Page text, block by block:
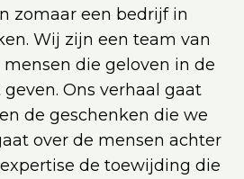
zomaar een bedrijf in
Wij zijn een team van
die geloven in de
Ons verhaal gaat
de geschenken die we
over de mensen achter
de toewijding die